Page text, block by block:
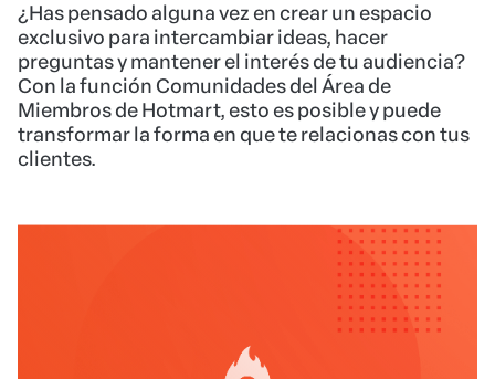
¿Has pensado alguna vez en crear un espacio
exclusivo para intercambiar ideas, hacer
preguntas y mantener el interés de tu audiencia?
Con la función Comunidades del Área de
Miembros de Hotmart, esto es posible y puede
transformar la forma en que te relacionas con tus
clientes.